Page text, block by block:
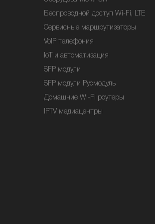
Беспроводной доступ Wi-Fi, LTE
Сервисные маршрутизаторы
VoIP телефония
IoT и автоматизация
SFP модули
SFP модули Русмодуль
Домашние Wi-Fi роутеры
IPTV медиацентры